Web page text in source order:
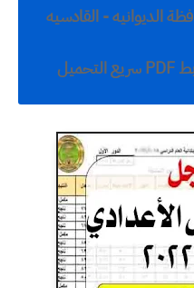
الديوانيه - القادسيه